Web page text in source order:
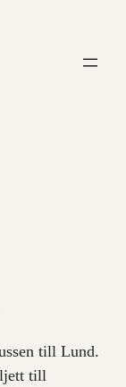
till Lund.
till